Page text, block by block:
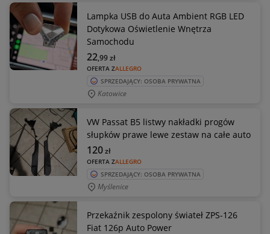
Lampka USB do Auta Ambient RGB LED
Dotykowa Oświetlenie Wnętrza
Samochodu
OFERTA ZALLEGRO
22,99zł
SPRZEDAJĄCY: OSOBA PRYWATNA
Katowice
VW Passat B5 listwy nakładki progów
słupków prawe lewe zestaw na całe auto
OFERTA ZALLEGRO
120zł
SPRZEDAJĄCY: OSOBA PRYWATNA
Myślenice
Przekaźnik zespolony świateł ZPS-126
Fiat 126p Auto Power